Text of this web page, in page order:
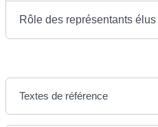
Rôle des représentants élus
Textes de référence